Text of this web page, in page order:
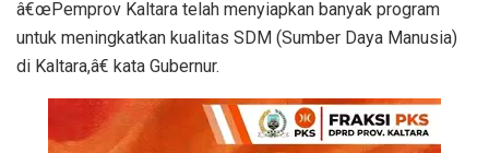
â€œPemprov Kaltara telah menyiapkan banyak program
untuk meningkatkan kualitas SDM (Sumber Daya Manusia)
di Kaltara,â€ kata Gubernur.